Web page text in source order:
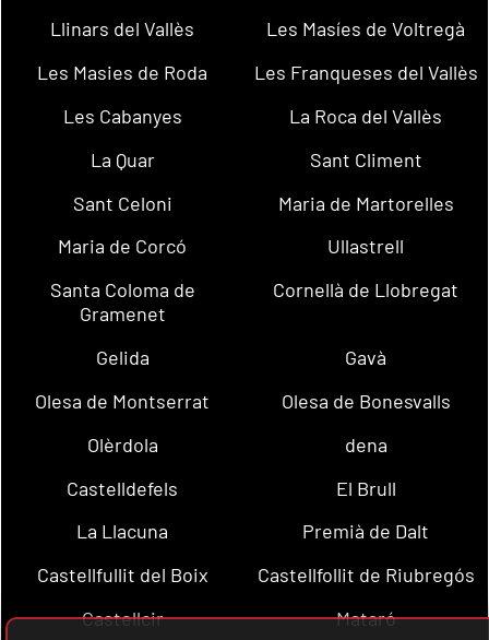
Llinars del Vallès
Les Masíes de Voltregà
Les Masies de Roda
Les Franqueses del Vallès
Les Cabanyes
La Roca del Vallès
La Quar
Sant Climent
Sant Celoni
Maria de Martorelles
Maria de Corcó
Ullastrell
Santa Coloma de
Gramenet
Cornellà de Llobregat
Gelida
Gavà
Olesa de Montserrat
Olesa de Bonesvalls
Olèrdola
dena
Castelldefels
El Brull
La Llacuna
Premià de Dalt
Castellfullit del Boix
Castellfollit de Riubregós
Castellcir
Mataró